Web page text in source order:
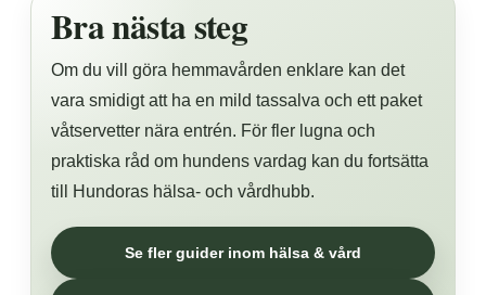
Bra nästa steg
Om du vill göra hemmavården enklare kan det
vara smidigt att ha en mild tassalva och ett paket
våtservetter nära entrén. För fler lugna och
praktiska råd om hundens vardag kan du fortsätta
till Hundoras hälsa- och vårdhubb.
Se fler guider inom hälsa & vård